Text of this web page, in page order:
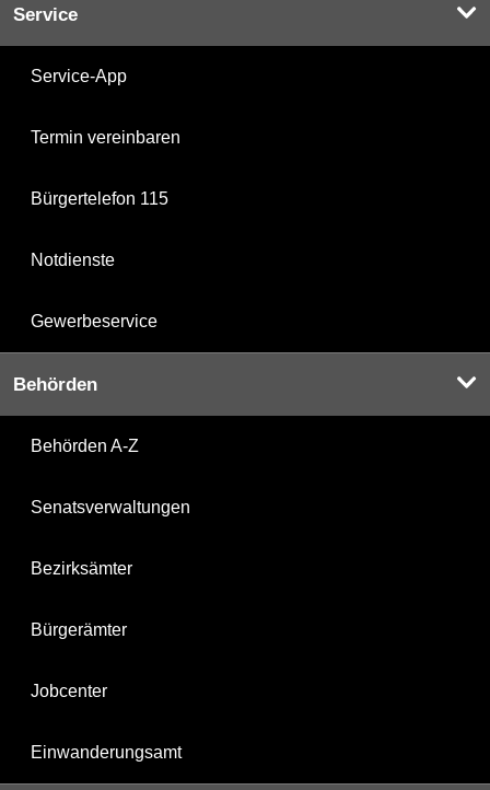
Service
Service-App
Termin vereinbaren
Bürgertelefon 115
Notdienste
Gewerbeservice
Behörden
Behörden A-Z
Senatsverwaltungen
Bezirksämter
Bürgerämter
Jobcenter
Einwanderungsamt